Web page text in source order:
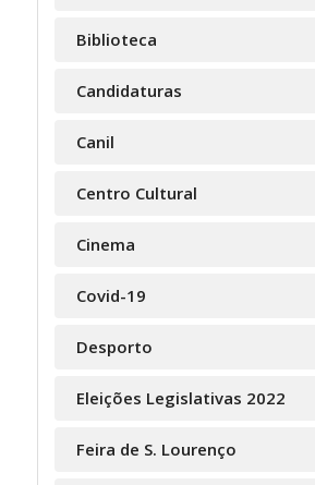
Biblioteca
Candidaturas
Canil
Centro Cultural
Cinema
Covid-19
Desporto
Eleições Legislativas 2022
Feira de S. Lourenço